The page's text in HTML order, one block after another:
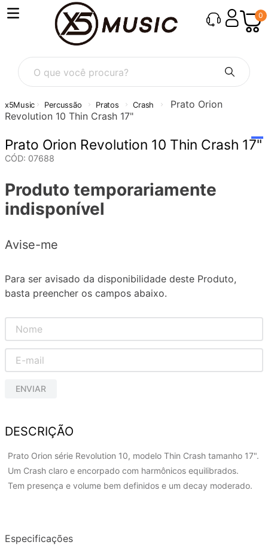
0
O que você procura?
Percussão Pratos Crash
Prato Orion
Revolution 10 Thin Crash 17"
Prato Orion Revolution 10 Thin Crash 17"
CÓD: 07688
Produto temporariamente
indisponível
Avise-me
Para ser avisado da disponibilidade deste Produto,
basta preencher os campos abaixo.
ENVIAR
DESCRIÇÃO
Prato Orion série Revolution 10, modelo Thin Crash tamanho 17".
Um Crash claro e encorpado com harmônicos equilibrados.
Tem presença e volume bem definidos e um decay moderado.
Especificações